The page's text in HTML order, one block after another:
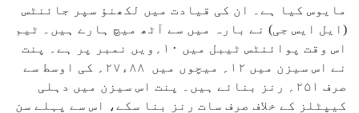
مایوس کیا ہے۔ ان کی قیادت میں لکھنؤ سپر جائنٹس
(ایل ایس جی) نے بارہ میں سے آٹھ میچ ہارے ہیں۔ ٹیم
اس وقت پوائنٹس ٹیبل میں ۱۰؍ویں نمبر پر ہے۔ پنت
نے اس سیزن میں ۱۲؍ میچوں میں ۸۸ء۲۷؍ کی اوسط سے
صرف ۲۵۱؍ رنز بنائے ہیں۔ پنت اس سیزن میں دہلی
کیپٹلز کے خلاف صرف سات رنز بنا سکے، اس سے پہلے سن